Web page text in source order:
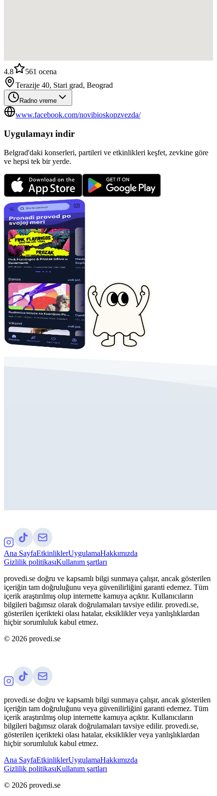
4.8 561 ocena
Terazije 40, Stari grad, Beograd
Radno vreme
www.facebook.com/novibioskopzvezda/
Uygulamayı indir
Belgrad'daki konserleri, partileri ve etkinlikleri keşfet, zevkine göre
ve hepsi tek bir yerde.
Ana SayfaEtkinliklerUygulamaHakkımızda
Gizlilik politikasıKullanım şartları
provedi.se doğru ve kapsamlı bilgi sunmaya çalışır, ancak gösterilen
içeriğin tam doğruluğunu veya güvenilirliğini garanti edemez. Tüm
içerik araştırılmış olup internette kamuya açıktır. Kullanıcıların
bilgileri bağımsız olarak doğrulamaları tavsiye edilir. provedi.se,
gösterilen içerikteki olası hatalar, eksiklikler veya yanlışlıklardan
hiçbir sorumluluk kabul etmez.
© 2026 provedi.se
provedi.se doğru ve kapsamlı bilgi sunmaya çalışır, ancak gösterilen
içeriğin tam doğruluğunu veya güvenilirliğini garanti edemez. Tüm
içerik araştırılmış olup internette kamuya açıktır. Kullanıcıların
bilgileri bağımsız olarak doğrulamaları tavsiye edilir. provedi.se,
gösterilen içerikteki olası hatalar, eksiklikler veya yanlışlıklardan
hiçbir sorumluluk kabul etmez.
Ana SayfaEtkinliklerUygulamaHakkımızda
Gizlilik politikasıKullanım şartları
© 2026 provedi.se